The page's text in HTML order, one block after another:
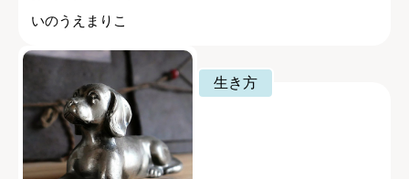
いのうえまりこ
生き方